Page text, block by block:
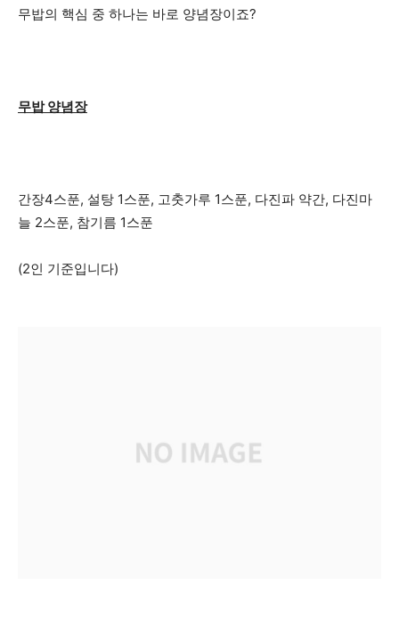
무밥의 핵심 중 하나는 바로 양념장이죠?
무밥 양념장
간장4스푼, 설탕 1스푼, 고춧가루 1스푼, 다진파 약간, 다진마
늘 2스푼, 참기름 1스푼
(2인 기준입니다)